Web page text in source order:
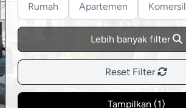
Rumah Apartemen Komersil
Lebih banyak filter
Reset Filter
Tampilkan (1)